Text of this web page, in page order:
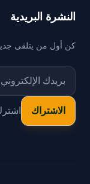
النشرة البريدية
كن أول من يتلقى